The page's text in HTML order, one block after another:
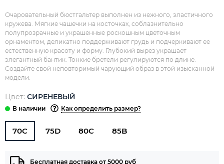
Очаровательный бюстгальтер выполнен из нежного, эластичного
кружева. Мягкие чашечки на косточках, соблазнительно
полупрозрачные и украшенные роскошным цветочным
орнаментом, деликатно поддерживают грудь и подчеркивают ее
естественную красоту и форму. Глубокий вырез украшает
элегантный бантик. Тонкие бретели регулируются по длине.
Создайте свой неповторимый чарующий образ в этой изысканной
модели.
Цвет: СИРЕНЕВЫЙ
Как определить размер?
70C 75D 80C 85B
Бесплатная доставка от 5000 руб